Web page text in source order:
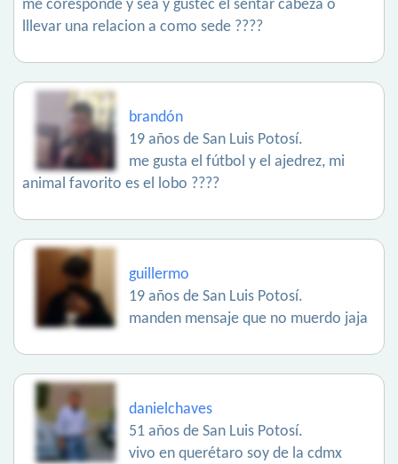
me coresponde y sea y gustec el sentar cabeza o
lllevar una relacion a como sede ????
brandón
19 años de San Luis Potosí.
me gusta el fútbol y el ajedrez, mi
animal favorito es el lobo ????
guillermo
19 años de San Luis Potosí.
manden mensaje que no muerdo jaja
danielchaves
51 años de San Luis Potosí.
vivo en querétaro soy de la cdmx